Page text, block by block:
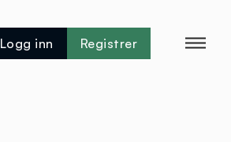
Logg inn Registrer